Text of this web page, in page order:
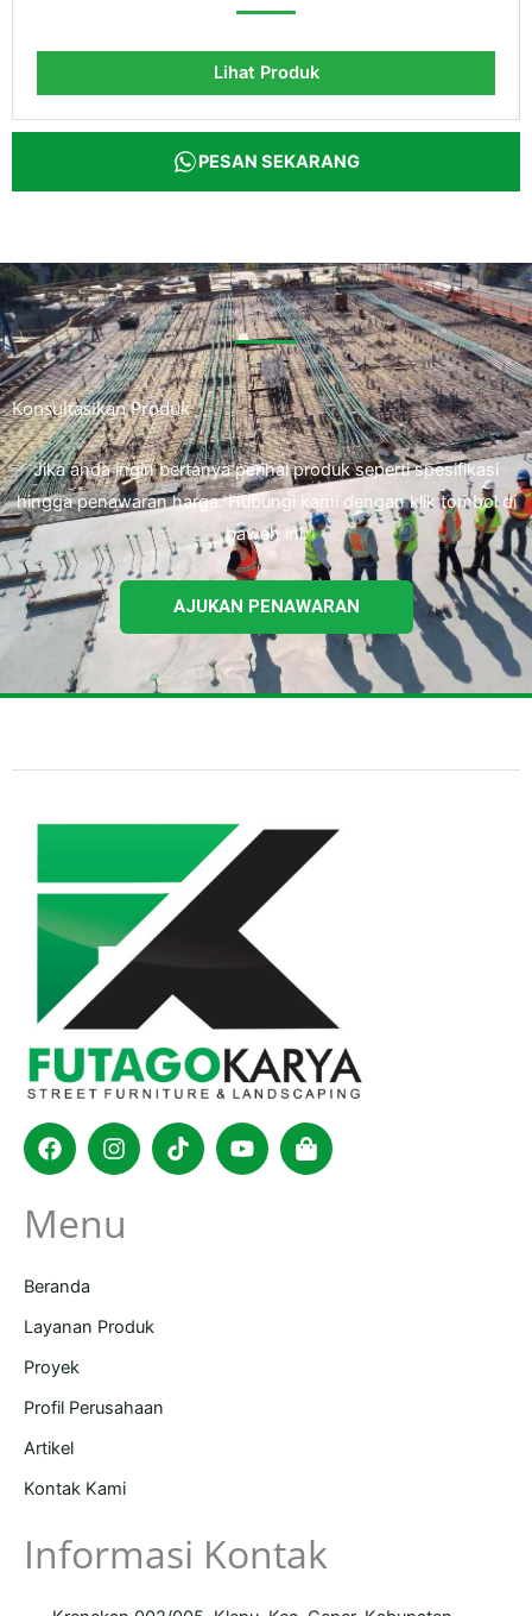
Lihat Produk
PESAN SEKARANG
Konsultasikan Produk
Jika anda ingin bertanya perihal produk seperti spesifikasi
hingga penawaran harga. Hubungi kami dengan klik tombol di
bawah ini.
AJUKAN PENAWARAN
FacebookInstagram
TiktokYoutubeShopping-
bag
Menu
Beranda
Layanan Produk
Proyek
Profil Perusahaan
Artikel
Kontak Kami
Informasi Kontak